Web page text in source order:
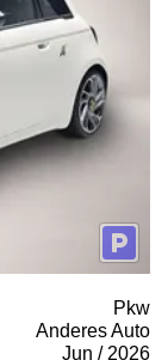
Pkw
Anderes Auto
Jun / 2026